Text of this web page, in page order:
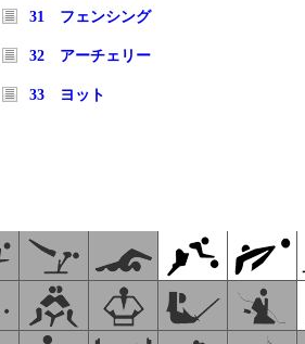
31 フェンシング
32 アーチェリー
33 ヨット